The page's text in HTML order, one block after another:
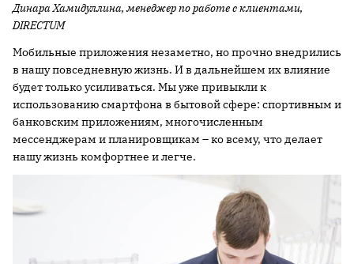
Динара Хамидуллина, менеджер по работе с клиентами,
DIRECTUM
Мобильные приложения незаметно, но прочно внедрились
в нашу повседневную жизнь. И в дальнейшем их влияние
будет только усиливаться. Мы уже привыкли к
использованию смартфона в бытовой сфере: спортивным и
банковским приложениям, многочисленным
мессенджерам и планировщикам – ко всему, что делает
нашу жизнь комфортнее и легче.